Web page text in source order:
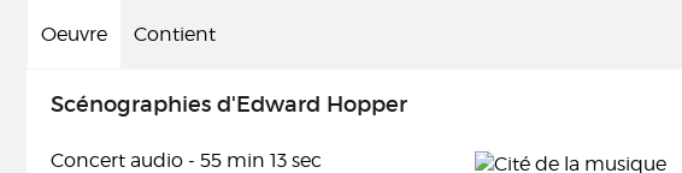
Oeuvre Contient
Scénographies d'Edward Hopper
Concert audio - 55 min 13 sec